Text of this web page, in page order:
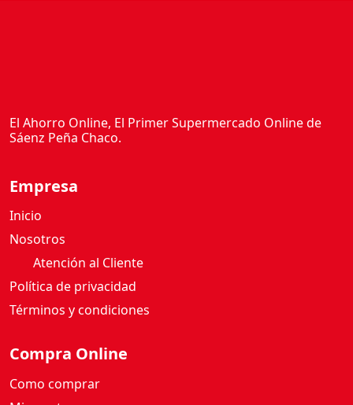
El Ahorro Online, El Primer Supermercado Online de
Sáenz Peña Chaco.
Empresa
Inicio
Nosotros
Atención al Cliente
Política de privacidad
Términos y condiciones
Compra Online
Como comprar